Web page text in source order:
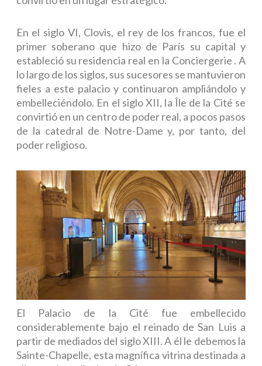
En el siglo VI, Clovis, el rey de los francos, fue el
primer soberano que hizo de París su capital y
estableció su residencia real en la Conciergerie . A
lo largo de los siglos, sus sucesores se mantuvieron
fieles a este palacio y continuaron ampliándolo y
embelleciéndolo. En el siglo XII, la Île de la Cité se
convirtió en un centro de poder real, a pocos pasos
de la catedral de Notre-Dame y, por tanto, del
poder religioso.
El Palacio de la Cité fue embellecido
considerablemente bajo el reinado de San Luis a
partir de mediados del siglo XIII. A él le debemos la
Sainte-Chapelle, esta magnífica vitrina destinada a